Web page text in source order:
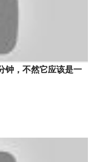
钟，不然它应该是一